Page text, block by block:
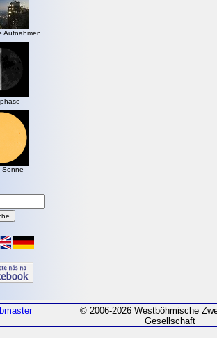
Aufnahmen
Sonne
© 2006-2026 Westböhmische
Gesellschaft